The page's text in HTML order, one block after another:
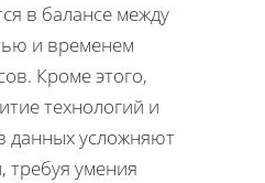
в балансе между
и временем
Кроме этого,
технологий и
данных усложняют
требуя умения